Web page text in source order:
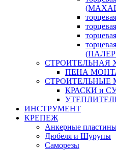
СТРОИТЕЛЬНАЯ
ПЕНА
СТРОИТЕЛЬНЫЕ
КРАСКИ и
ИНСТРУМЕНТ
КРЕПЕЖ
Анкерные
Дюбеля и Шурупы
Саморезы